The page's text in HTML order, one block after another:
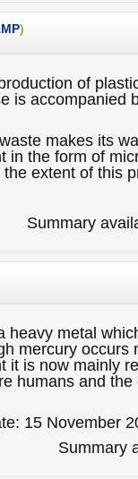
)
of
is accompanied
makes its
in the form of
the extent of this
Summary
heavy metal
mercury occurs
it is now mainly
humans and
15 November
Summary